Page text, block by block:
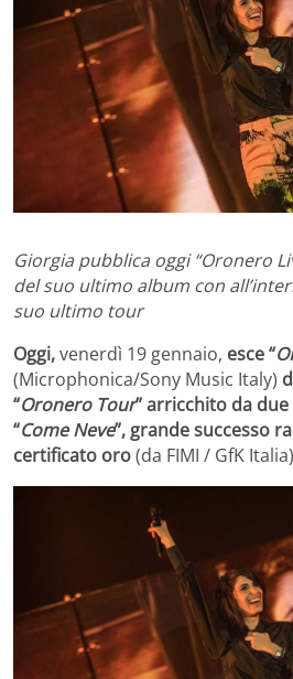
Giorgia pubblica oggi “Oronero
del suo ultimo album con
suo ultimo tour
Oggi,venerdì 19 gennaio, esce “
(Microphonica/Sony Music Italy)
“Oronero Tour” arricchito da
“Come Neve”, grande successo
certificato oro(da FIMI / GfK Italia)